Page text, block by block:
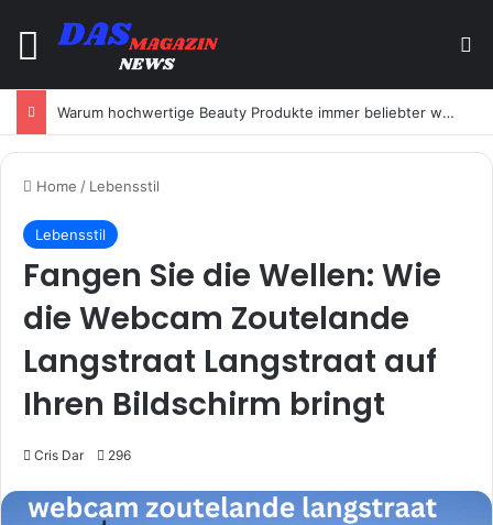
Menu
Warum hochwertige Beauty Produkte immer beliebter werden
Home / Lebensstil
Lebensstil
Fangen Sie die Wellen: Wie
die Webcam Zoutelande
Langstraat Langstraat auf
Ihren Bildschirm bringt
Cris Dar 296